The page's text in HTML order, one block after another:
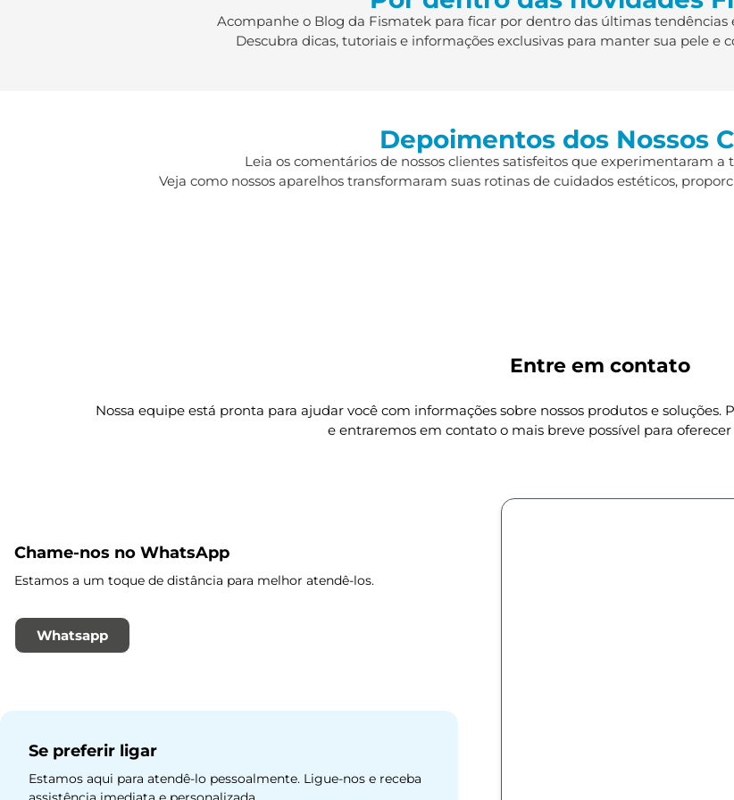
Acompanhe o Blog da Fismatek para ficar por dentro das últimas tendências
Descubra dicas, tutoriais e informações exclusivas para manter sua pele e
Depoimentos dos Nossos
Leia os comentários de nossos clientes satisfeitos que experimentaram
Veja como nossos aparelhos transformaram suas rotinas de cuidados estéticos,
Entre em contato
Nossa equipe está pronta para ajudar você com informações sobre nossos produtos e
e entraremos em contato o mais breve possível para
Chame-nos no WhatsApp
Estamos a um toque de distância para melhor atendê-los.
Whatsapp
Se preferir ligar
Estamos aqui para atendê-lo pessoalmente. Ligue-nos e receba